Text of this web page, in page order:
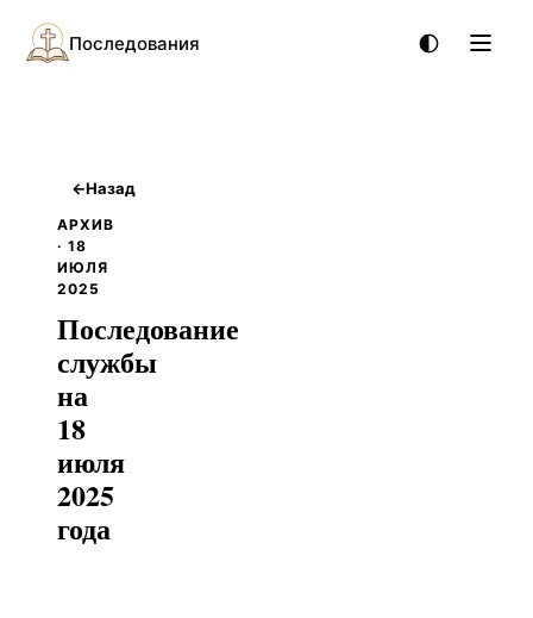
Последования
←Назад
АРХИВ
· 18
ИЮЛЯ
2025
Последование
службы
на
18
июля
2025
года